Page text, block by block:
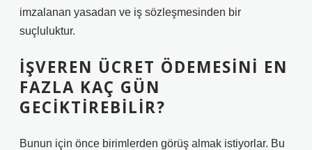
imzalanan yasadan ve iş sözleşmesinden bir
suçluluktur.
İŞVEREN ÜCRET ÖDEMESINI EN
FAZLA KAÇ GÜN
GECIKTIREBILIR?
Bunun için önce birimlerden görüş almak istiyorlar. Bu